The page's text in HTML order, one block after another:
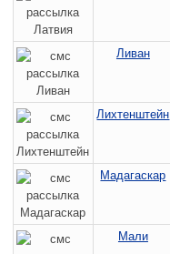
Ливан
Лихтенштейн
Мадагаскар
Мали